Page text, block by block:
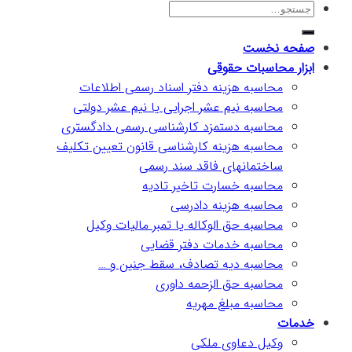
صفحه نخست
ابزار محاسبات حقوقی
محاسبه هزینه دفتر اسناد رسمی اطلاعات
محاسبه نیم عشر اجرایی یا نیم عشر دولتی
محاسبه دستمزد کارشناسی رسمی دادگستری
محاسبه هزینه کارشناسی قانون تعیین تکلیف
ساختمانهای فاقد سند رسمی
محاسبه خسارت تاخیر تادیه
محاسبه هزینه دادرسی
محاسبه حق الوکاله یا تمبر مالیات وکیل
محاسبه خدمات دفتر قضایی
محاسبه دیه تصادف، سقط جنین و …
محاسبه حق الزحمه داوری
محاسبه مبلغ مهریه
خدمات
وکیل دعاوی ملکی